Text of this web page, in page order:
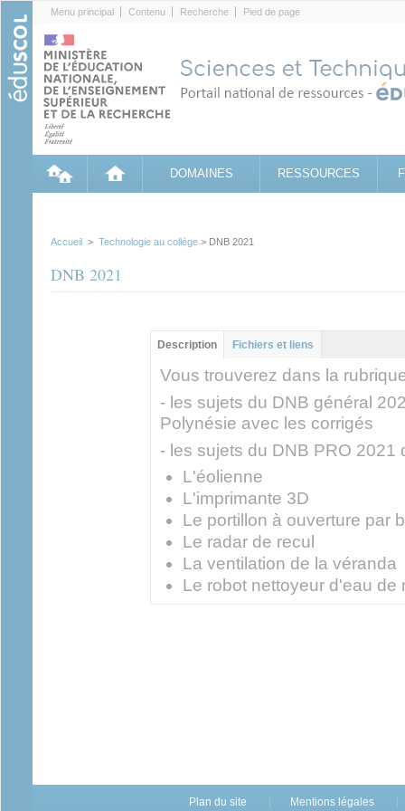
Menu principal Contenu Recherche Pied de page
DOMAINES RESSOURCES
Accueil > Technologie au collège > DNB 2021
DNB 2021
Groupe principal
Description (onglet
actif)
Fichiers et liens
Vous trouverez dans la
- les sujets du DNB général
Polynésie avec les corrigés
- les sujets du DNB PRO 2021
L'éolienne
L'imprimante 3D
Le portillon à ouverture par
Le radar de recul
La ventilation de la véranda
Le robot nettoyeur d'eau de
Plan du site Mentions légales